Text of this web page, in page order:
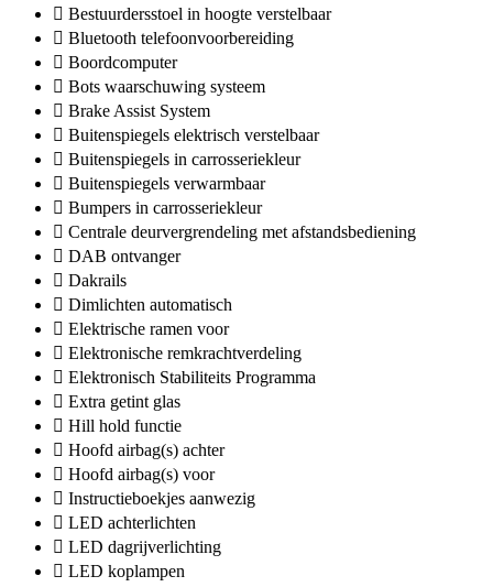
Bestuurdersstoel in hoogte verstelbaar
Bluetooth telefoonvoorbereiding
Boordcomputer
Bots waarschuwing systeem
Brake Assist System
Buitenspiegels elektrisch verstelbaar
Buitenspiegels in carrosseriekleur
Buitenspiegels verwarmbaar
Bumpers in carrosseriekleur
Centrale deurvergrendeling met afstandsbediening
DAB ontvanger
Dakrails
Dimlichten automatisch
Elektrische ramen voor
Elektronische remkrachtverdeling
Elektronisch Stabiliteits Programma
Extra getint glas
Hill hold functie
Hoofd airbag(s) achter
Hoofd airbag(s) voor
Instructieboekjes aanwezig
LED achterlichten
LED dagrijverlichting
LED koplampen